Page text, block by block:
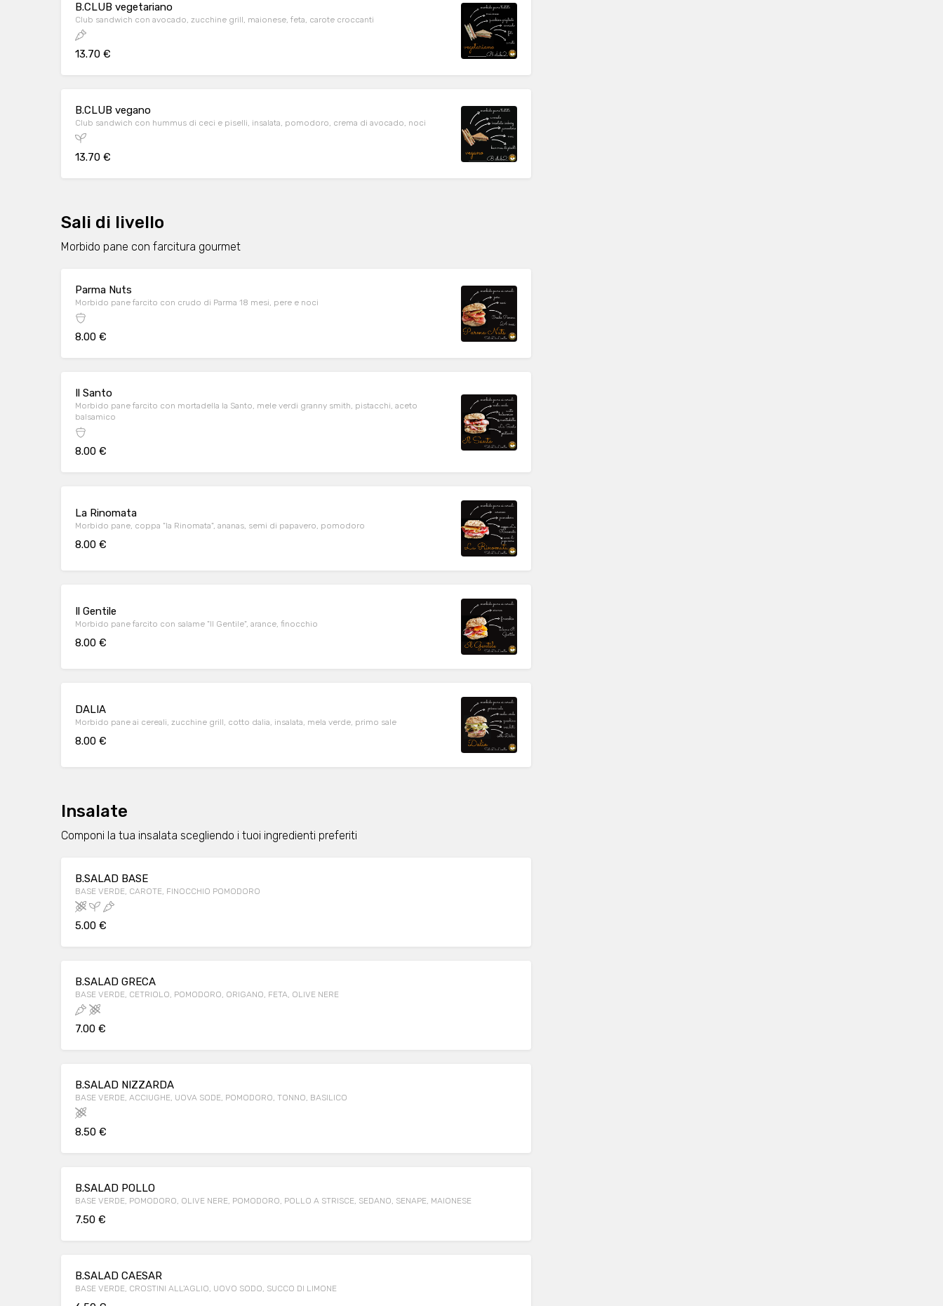
B.CLUB vegetariano
Club sandwich con avocado, zucchine grill, maionese, feta, carote croccanti
13.70 €
B.CLUB vegano
Club sandwich con hummus di ceci e piselli, insalata, pomodoro, crema di avocado, noci
13.70 €
Sali di livello
Morbido pane con farcitura gourmet
Parma Nuts
Morbido pane farcito con crudo di Parma 18 mesi, pere e noci
8.00 €
Il Santo
Morbido pane farcito con mortadella la Santo, mele verdi granny smith, pistacchi, aceto
balsamico
8.00 €
La Rinomata
Morbido pane, coppa "la Rinomata", ananas, semi di papavero, pomodoro
8.00 €
Il Gentile
Morbido pane farcito con salame "Il Gentile", arance, finocchio
8.00 €
DALIA
Morbido pane ai cereali, zucchine grill, cotto dalia, insalata, mela verde, primo sale
8.00 €
Insalate
Componi la tua insalata scegliendo i tuoi ingredienti preferiti
B.SALAD BASE
BASE VERDE, CAROTE, FINOCCHIO POMODORO
5.00 €
B.SALAD GRECA
BASE VERDE, CETRIOLO, POMODORO, ORIGANO, FETA, OLIVE NERE
7.00 €
B.SALAD NIZZARDA
BASE VERDE, ACCIUGHE, UOVA SODE, POMODORO, TONNO, BASILICO
8.50 €
B.SALAD POLLO
BASE VERDE, POMODORO, OLIVE NERE, POMODORO, POLLO A STRISCE, SEDANO, SENAPE, MAIONESE
7.50 €
B.SALAD CAESAR
BASE VERDE, CROSTINI ALL'AGLIO, UOVO SODO, SUCCO DI LIMONE